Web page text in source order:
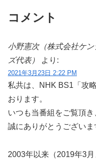
コメント
小野憲次（株式会社ケ
ズ代表）
より:
2021年3月23日 2:22 PM
私共は、NHK BS1「攻
おります。
いつも当番組をご覧頂き
誠にありがとうございま
2003年以来（2019年3